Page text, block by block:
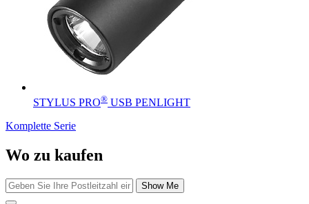
STYLUS PRO® USB PENLIGHT
Komplette Serie
Wo zu kaufen
Show Me